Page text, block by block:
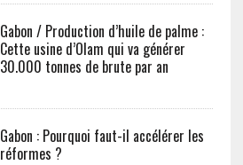
Gabon / Production d’huile de palme :
Cette usine d’Olam qui va générer
30.000 tonnes de brute par an
Gabon : Pourquoi faut-il accélérer les
réformes ?